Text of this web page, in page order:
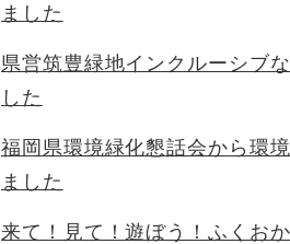
ました
県営筑豊緑地インクルーシブ
した
福岡県環境緑化懇話会から環
ました
来て！見て！遊ぼう！ふくお